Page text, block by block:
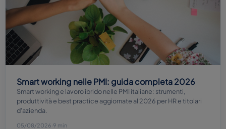
Smart working nelle PMI: guida completa 2026
Smart working e lavoro ibrido nelle PMI italiane: strumenti,
produttività e best practice aggiornate al 2026 per HR e titolari
d'azienda.
05/08/2026·9 min